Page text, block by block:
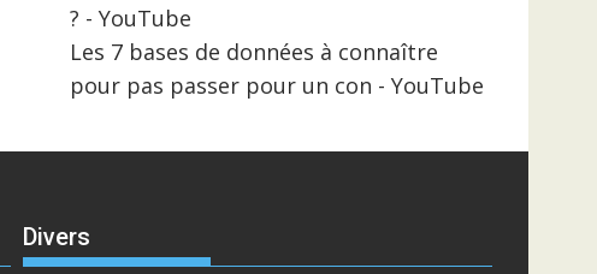
? - YouTube
Les 7 bases de données à connaître
pour pas passer pour un con - YouTube
Divers